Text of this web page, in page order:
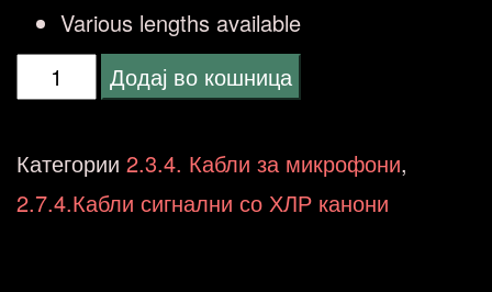
Various lengths available
VONYX
XLR
male/female
Додај во кошница
Категории 2.3.4. Кабли за микрофони,
2.7.4.Кабли сигнални со ХЛР канони